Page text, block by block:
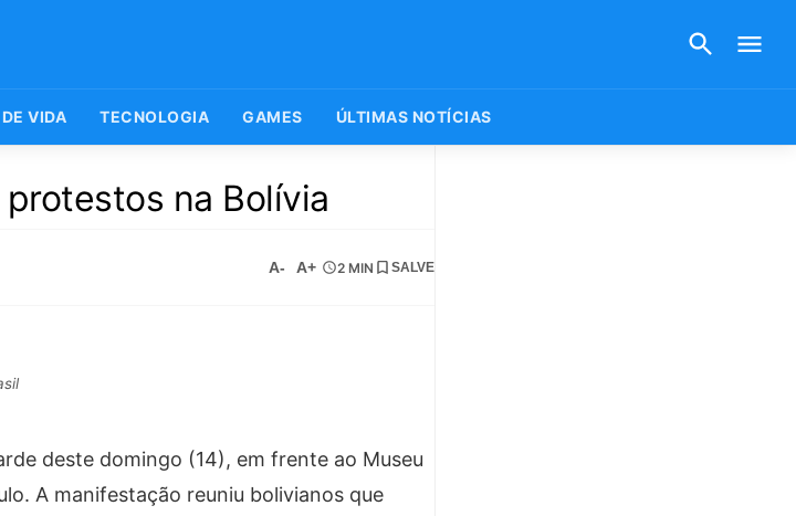
VIDA TECNOLOGIA GAMES ÚLTIMAS NOTÍCIAS
na Bolívia
A- A+ 2 MIN SALVE
deste domingo (14), em frente ao Museu
A manifestação reuniu bolivianos que